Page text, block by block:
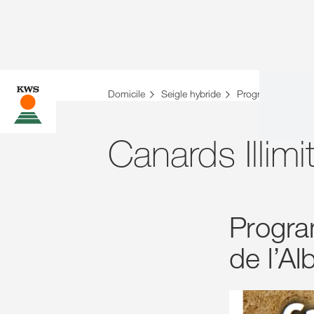
Domicile Seigle hybride Programmes pour
Canards
de